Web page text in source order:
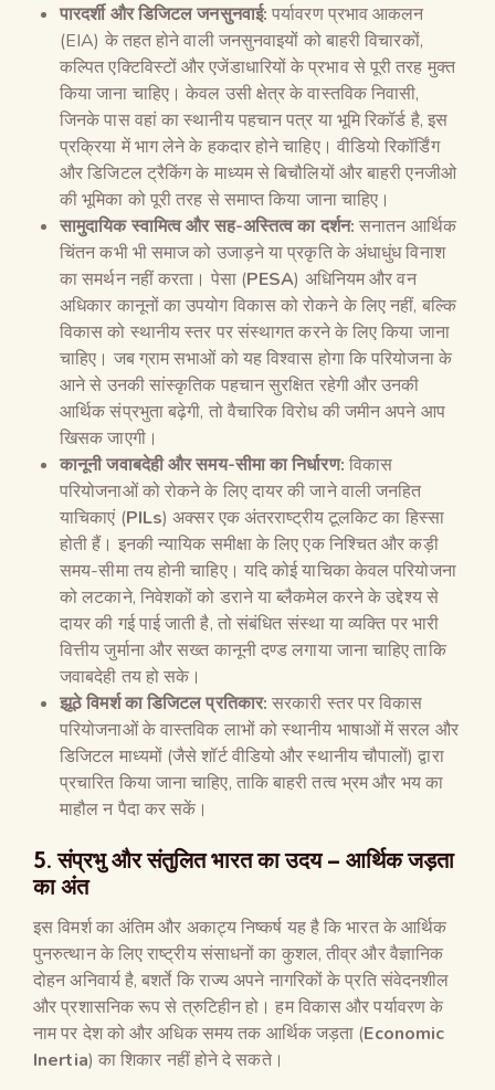
पारदर्शी और डिजिटल जनसुनवाई: पर्यावरण प्रभाव आकलन
(EIA) के तहत होने वाली जनसुनवाइयों को बाहरी विचारकों,
कल्पित एक्टिविस्टों और एजेंडाधारियों के प्रभाव से पूरी तरह मुक्त
किया जाना चाहिए। केवल उसी क्षेत्र के वास्तविक निवासी,
जिनके पास वहां का स्थानीय पहचान पत्र या भूमि रिकॉर्ड है, इस
प्रक्रिया में भाग लेने के हकदार होने चाहिए। वीडियो रिकॉर्डिंग
और डिजिटल ट्रैकिंग के माध्यम से बिचौलियों और बाहरी एनजीओ
की भूमिका को पूरी तरह से समाप्त किया जाना चाहिए।
सामुदायिक स्वामित्व और सह-अस्तित्व का दर्शन: सनातन आर्थिक
चिंतन कभी भी समाज को उजाड़ने या प्रकृति के अंधाधुंध विनाश
का समर्थन नहीं करता। पेसा (PESA) अधिनियम और वन
अधिकार कानूनों का उपयोग विकास को रोकने के लिए नहीं, बल्कि
विकास को स्थानीय स्तर पर संस्थागत करने के लिए किया जाना
चाहिए। जब ग्राम सभाओं को यह विश्वास होगा कि परियोजना के
आने से उनकी सांस्कृतिक पहचान सुरक्षित रहेगी और उनकी
आर्थिक संप्रभुता बढ़ेगी, तो वैचारिक विरोध की जमीन अपने आप
खिसक जाएगी।
कानूनी जवाबदेही और समय-सीमा का निर्धारण: विकास
परियोजनाओं को रोकने के लिए दायर की जाने वाली जनहित
याचिकाएं (PILs) अक्सर एक अंतरराष्ट्रीय टूलकिट का हिस्सा
होती हैं। इनकी न्यायिक समीक्षा के लिए एक निश्चित और कड़ी
समय-सीमा तय होनी चाहिए। यदि कोई याचिका केवल परियोजना
को लटकाने, निवेशकों को डराने या ब्लैकमेल करने के उद्देश्य से
दायर की गई पाई जाती है, तो संबंधित संस्था या व्यक्ति पर भारी
वित्तीय जुर्माना और सख्त कानूनी दण्ड लगाया जाना चाहिए ताकि
जवाबदेही तय हो सके।
झूठे विमर्श का डिजिटल प्रतिकार: सरकारी स्तर पर विकास
परियोजनाओं के वास्तविक लाभों को स्थानीय भाषाओं में सरल और
डिजिटल माध्यमों (जैसे शॉर्ट वीडियो और स्थानीय चौपालों) द्वारा
प्रचारित किया जाना चाहिए, ताकि बाहरी तत्व भ्रम और भय का
माहौल न पैदा कर सकें।
5. संप्रभु और संतुलित भारत का उदय – आर्थिक जड़ता
का अंत
इस विमर्श का अंतिम और अकाट्य निष्कर्ष यह है कि भारत के आर्थिक
पुनरुत्थान के लिए राष्ट्रीय संसाधनों का कुशल, तीव्र और वैज्ञानिक
दोहन अनिवार्य है, बशर्ते कि राज्य अपने नागरिकों के प्रति संवेदनशील
और प्रशासनिक रूप से त्रुटिहीन हो। हम विकास और पर्यावरण के
नाम पर देश को और अधिक समय तक आर्थिक जड़ता (Economic
Inertia) का शिकार नहीं होने दे सकते।